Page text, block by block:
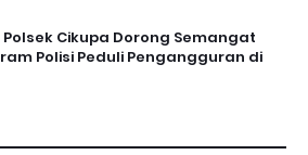
Cikupa Dorong Semangat
Polisi Peduli Pengangguran di